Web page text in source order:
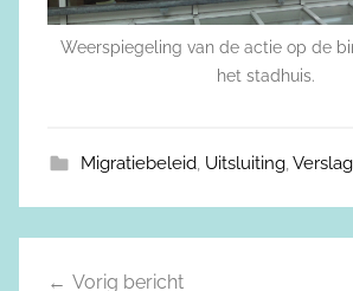
Weerspiegeling van de actie op de
het stadhuis.
Migratiebeleid, Uitsluiting,Verslag
Vorig bericht